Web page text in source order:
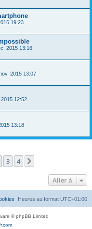
19:23
2015 13:16
2015 13:07
12:52
13:18
3 4
Aller à
Heures au format UTC+01:00
© phpBB Limited